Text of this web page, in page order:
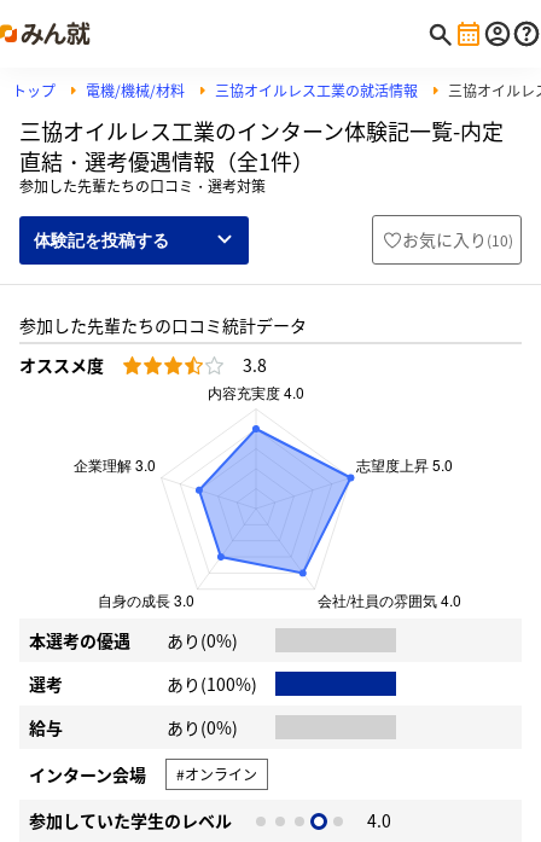
トップ 電機/機械/材料 三協オイルレス工業の就活情報 三協オイルレ
三協オイルレス工業のインターン体験記一覧-内定
直結・選考優遇情報（全1件）
参加した先輩たちの口コミ・選考対策
体験記を投稿する お気に入り (10)
参加した先輩たちの口コミ統計データ
オススメ度
3.8
本選考の優遇
あり(0%)
選考
あり(100%)
給与
あり(0%)
インターン会場
#オンライン
参加していた学生のレベル 4.0